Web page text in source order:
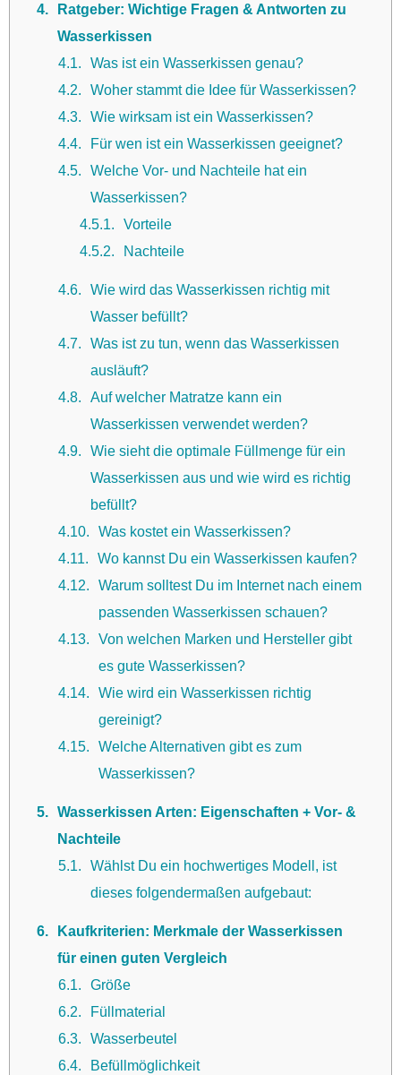
4
Ratgeber: Wichtige Fragen & Antworten zu
Wasserkissen
4.1
Was ist ein Wasserkissen genau?
4.2
Woher stammt die Idee für Wasserkissen?
4.3
Wie wirksam ist ein Wasserkissen?
4.4
Für wen ist ein Wasserkissen geeignet?
4.5
Welche Vor- und Nachteile hat ein
Wasserkissen?
4.5.1
Vorteile
4.5.2
Nachteile
4.6
Wie wird das Wasserkissen richtig mit
Wasser befüllt?
4.7
Was ist zu tun, wenn das Wasserkissen
ausläuft?
4.8
Auf welcher Matratze kann ein
Wasserkissen verwendet werden?
4.9
Wie sieht die optimale Füllmenge für ein
Wasserkissen aus und wie wird es richtig
befüllt?
4.10
Was kostet ein Wasserkissen?
4.11
Wo kannst Du ein Wasserkissen kaufen?
4.12
Warum solltest Du im Internet nach einem
passenden Wasserkissen schauen?
4.13
Von welchen Marken und Hersteller gibt
es gute Wasserkissen?
4.14
Wie wird ein Wasserkissen richtig
gereinigt?
4.15
Welche Alternativen gibt es zum
Wasserkissen?
5
Wasserkissen Arten: Eigenschaften + Vor- &
Nachteile
5.1
Wählst Du ein hochwertiges Modell, ist
dieses folgendermaßen aufgebaut:
6
Kaufkriterien: Merkmale der Wasserkissen
für einen guten Vergleich
6.1
Größe
6.2
Füllmaterial
6.3
Wasserbeutel
6.4
Befüllmöglichkeit